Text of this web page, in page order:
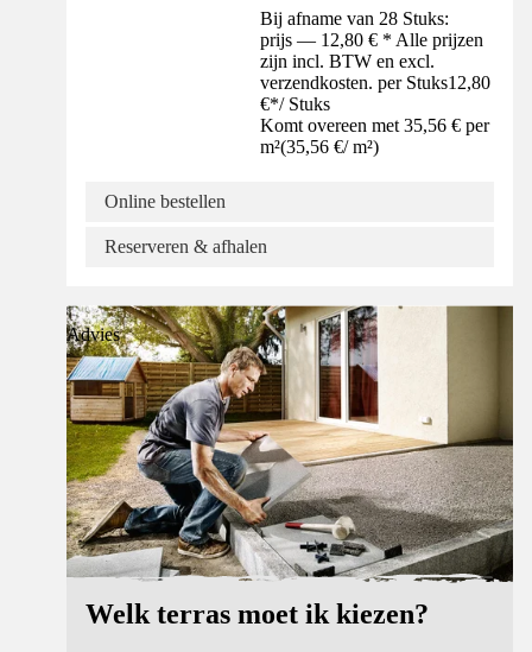
Bij afname van 28 Stuks:
prijs — 12,80 € * Alle prijzen
zijn incl. BTW en excl.
verzendkosten. per Stuks12,80
€*/ Stuks
Komt overeen met 35,56 € per
m²(35,56 €/ m²)
Online bestellen
Reserveren & afhalen
Advies
Welk terras moet ik kiezen?